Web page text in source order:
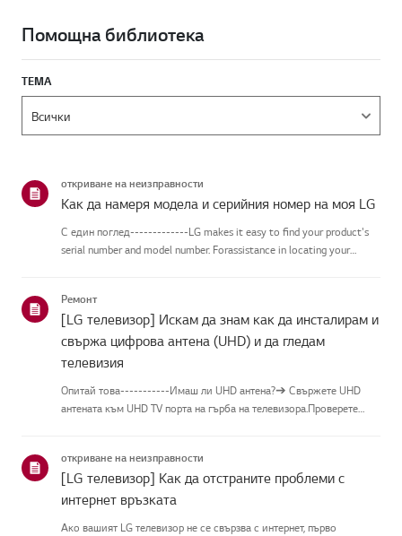
Помощна библиотека
ТЕМА
откриване на неизправности
Как да намеря модела и серийния номер на моя LG
С един поглед-------------LG makes it easy to find your product's
serial number and model number. Forassistance in locating your
Ремонт
[LG телевизор] Искам да знам как да инсталирам и
свържа цифрова антена (UHD) и да гледам
телевизия
Опитай това-----------Имаш ли UHD антена?➔ Свържете UHD
антената към UHD TV порта на гърба на телевизора.Проверете
UHD сигнал, и я с...
откриване на неизправности
[LG телевизор] Как да отстраните проблеми с
интернет връзката
Ако вашият LG телевизор не се свързва с интернет, първо